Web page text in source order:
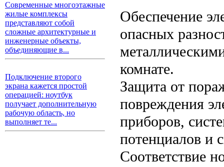
Современные многоэтажные
жилые комплексы
представляют собой
сложные архитектурные и
инженерные объекты,
объединяющие в...
Подключение второго
экрана кажется простой
операцией: ноутбук
получает дополнительную
рабочую область, но
выполняет те...
Обеспечение
опасных
комнате.
Защита от
повреждения
приборов,
потенциалов и
Соответствие